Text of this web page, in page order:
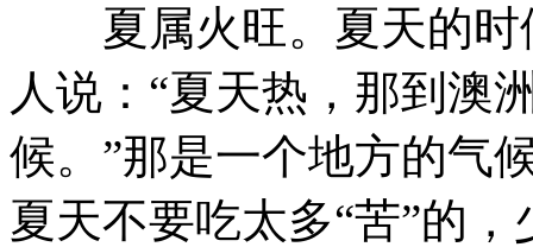
夏属火旺。夏天的时
人说：“夏天热，那到澳
候。”那是一个地方的气
夏天不要吃太多“苦”的